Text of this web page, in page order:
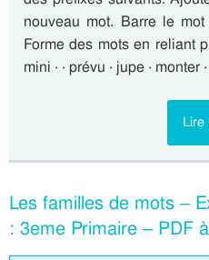
nouveau mot. Barre le
Forme des mots en reliant
mini · · prévu · jupe ·
Lire
Les familles de mots –
: 3eme Primaire – PDF